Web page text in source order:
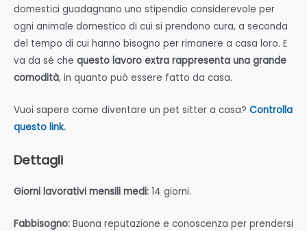
domestici guadagnano uno stipendio considerevole per
ogni animale domestico di cui si prendono cura, a seconda
del tempo di cui hanno bisogno per rimanere a casa loro. E
va da sé che questo lavoro extra rappresenta una grande
comodità, in quanto può essere fatto da casa.
Vuoi sapere come diventare un pet sitter a casa? Controlla
questo link.
Dettagli
Giorni lavorativi mensili medi: 14 giorni.
Fabbisogno: Buona reputazione e conoscenza per prendersi